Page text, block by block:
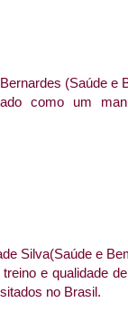
(Saúde e
como um
Silva(Saúde e
e qualidade
no Brasil.